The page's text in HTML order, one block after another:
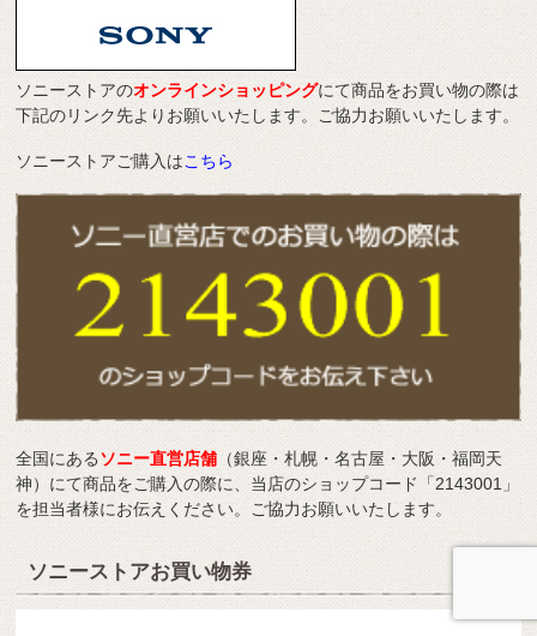
ソニーストアのオンラインショッピングにて商品をお買い物の際は
下記のリンク先よりお願いいたします。ご協力お願いいたします。
ソニーストアご購入はこちら
全国にあるソニー直営店舗 （銀座・札幌・名古屋・大阪・福岡天
神）にて商品をご購入の際に、当店のショップコード「2143001」
を担当者様にお伝えください。ご協力お願いいたします。
ソニーストアお買い物券